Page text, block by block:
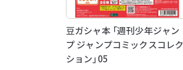
豆ガシャ本 「週刊少年ジャン
プ ジャンプコミックスコレク
ション」05